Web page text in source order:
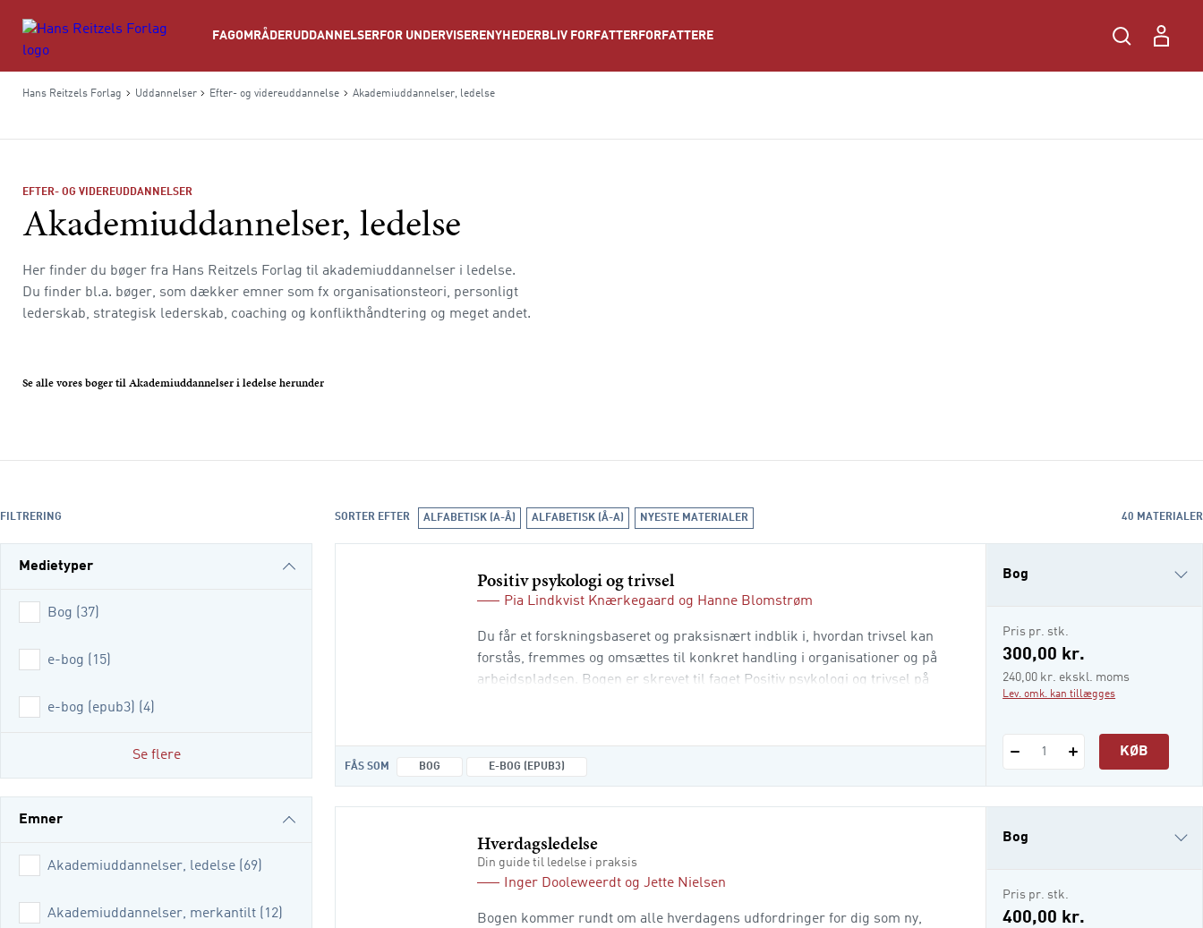
FAGOMRÅDERUDDANNELSER FOR UNDERVISERE NYHEDER BLIV FORFATTER FORFATTERE
Hans Reitzels Forlag Uddannelser Efter- og videreuddannelse Akademiuddannelser, ledelse
EFTER- OG VIDEREUDDANNELSER
Akademiuddannelser, ledelse
Her finder du bøger fra Hans Reitzels Forlag til akademiuddannelser i ledelse.
Du finder bl.a. bøger, som dækker emner som fx organisationsteori, personligt
lederskab, strategisk lederskab, coaching og konflikthåndtering og meget andet.
Se alle vores bøger til Akademiuddannelser i ledelse herunder
FILTRERING
Medietyper
Bog 37
e-bog 15
e-bog (epub3) 4
Se flere
Emner
Akademiuddannelser, ledelse 69
Akademiuddannelser, merkantilt 12
SORTER EFTER ALFABETISK (A-Å) ALFABETISK (Å-A) NYESTE MATERIALER 40 MATERIALER
Positiv psykologi og trivsel
Pia Lindkvist Knærkegaard og Hanne Blomstrøm
Du får et forskningsbaseret og praksisnært indblik i, hvordan trivsel kan
forstås, fremmes og omsættes til konkret handling i organisationer og på
arbejdspladsen. Bogen er skrevet til faget Positiv psykologi og trivsel på
vidensgrundlag og brugbare redskaber til at arbejde
FÅS SOM BOG E-BOG (EPUB3)
Bog
e-bog (epub3)
Pris pr. stk.
300,00 kr.
240,00 kr. ekskl. moms
Lev. omk. kan tillægges
1 KØB
Hverdagsledelse
Din guide til ledelse i praksis
Inger Dooleweerdt ogJette Nielsen
Bogen kommer rundt om alle hverdagens udfordringer for dig som ny,
Bog
e-bog (epub3)
i-bog
Pris pr. stk.
400,00 kr.